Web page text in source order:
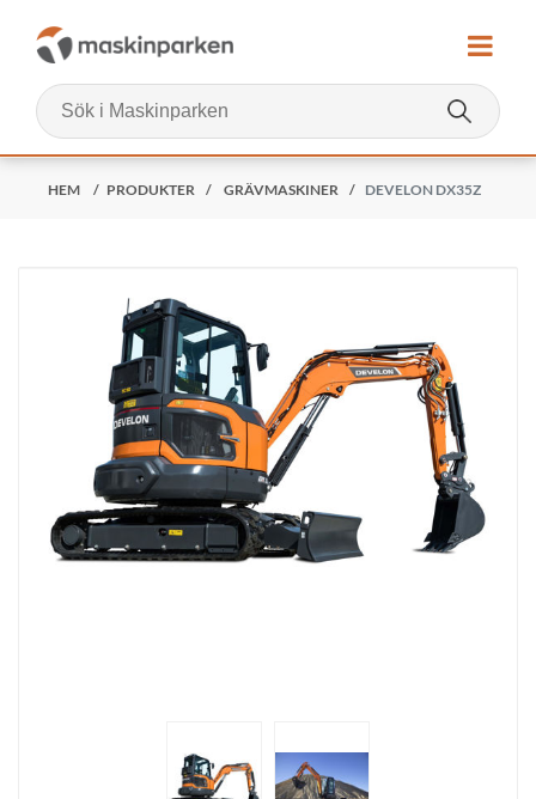
HEM / PRODUKTER / GRÄVMASKINER / DEVELON DX35Z